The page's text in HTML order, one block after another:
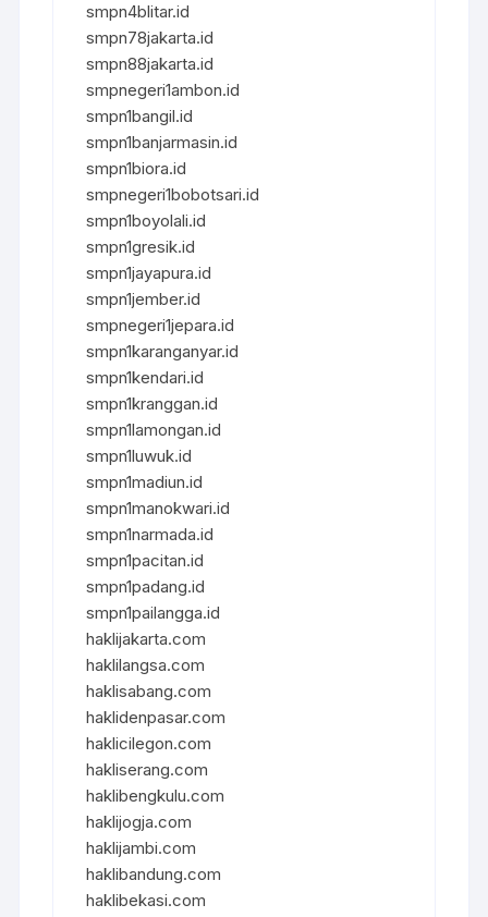
smpn4blitar.id
smpn78jakarta.id
smpn88jakarta.id
smpnegeri1ambon.id
smpn1bangil.id
smpn1banjarmasin.id
smpn1biora.id
smpnegeri1bobotsari.id
smpn1boyolali.id
smpn1gresik.id
smpn1jayapura.id
smpn1jember.id
smpnegeri1jepara.id
smpn1karanganyar.id
smpn1kendari.id
smpn1kranggan.id
smpn1lamongan.id
smpn1luwuk.id
smpn1madiun.id
smpn1manokwari.id
smpn1narmada.id
smpn1pacitan.id
smpn1padang.id
smpn1pailangga.id
haklijakarta.com
haklilangsa.com
haklisabang.com
haklidenpasar.com
haklicilegon.com
hakliserang.com
haklibengkulu.com
haklijogja.com
haklijambi.com
haklibandung.com
haklibekasi.com